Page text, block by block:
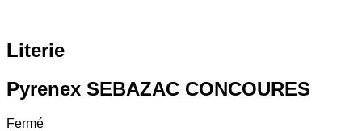
Literie
Pyrenex SEBAZAC CONCOURES
Fermé